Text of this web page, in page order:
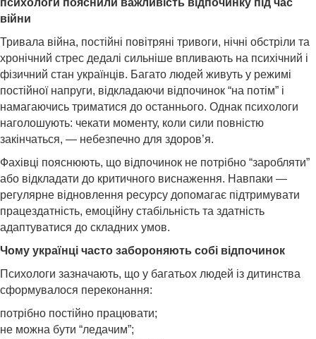
психологи пояснили важливість відпочинку під час
війни
Тривала війна, постійні повітряні тривоги, нічні обстріли та
хронічний стрес дедалі сильніше впливають на психічний і
фізичний стан українців. Багато людей живуть у режимі
постійної напруги, відкладаючи відпочинок “на потім” і
намагаючись триматися до останнього. Однак психологи
наголошують: чекати моменту, коли сили повністю
закінчаться, — небезпечно для здоров’я.
Фахівці пояснюють, що відпочинок не потрібно “заробляти”
або відкладати до критичного виснаження. Навпаки —
регулярне відновлення ресурсу допомагає підтримувати
працездатність, емоційну стабільність та здатність
адаптуватися до складних умов.
Чому українці часто забороняють собі відпочинок
Психологи зазначають, що у багатьох людей із дитинства
сформувалося переконання:
потрібно постійно працювати;
не можна бути “ледачим”;